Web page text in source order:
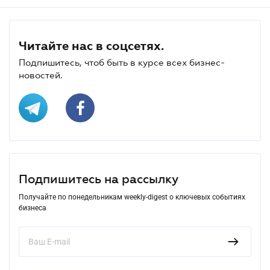
Читайте нас в соцсетях.
Подпишитесь, чтоб быть в курсе всех бизнес-
новостей.
Подпишитесь на рассылку
Получайте по понедельникам weekly-digest о ключевых событиях
бизнеса